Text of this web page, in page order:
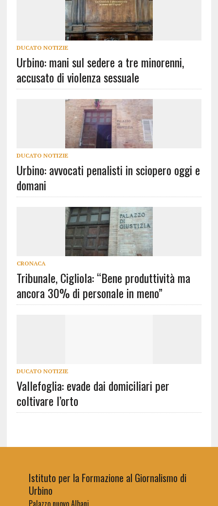
DUCATO NOTIZIE
Urbino: mani sul sedere a tre minorenni,
accusato di violenza sessuale
DUCATO NOTIZIE
Urbino: avvocati penalisti in sciopero oggi e
domani
CRONACA
Tribunale, Cigliola: “Bene produttività ma
ancora 30% di personale in meno”
DUCATO NOTIZIE
Vallefoglia: evade dai domiciliari per
coltivare l’orto
Istituto per la Formazione al Giornalismo di
Urbino
Palazzo nuovo Albani